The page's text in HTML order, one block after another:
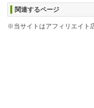
関連するページ
※当サイトはアフィリエイト